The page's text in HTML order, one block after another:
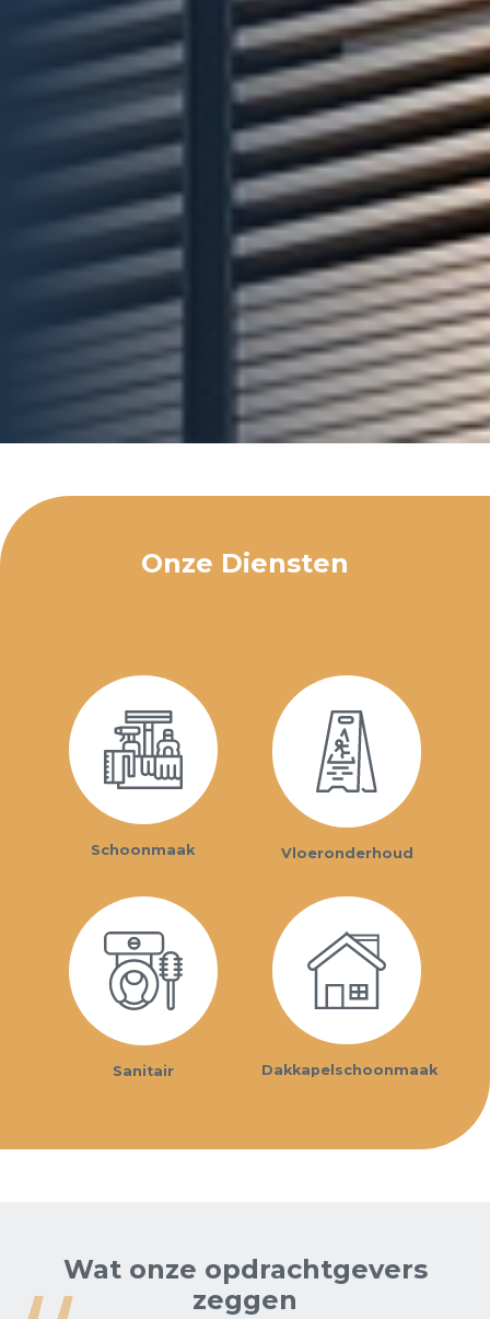
Onze Diensten
Schoonmaak Vloeronderhoud
Sanitair Dakkapelschoonmaak
Wat onze opdrachtgevers
zeggen